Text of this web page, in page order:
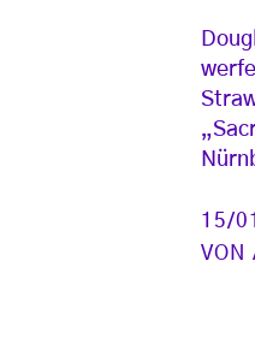
15/
VON